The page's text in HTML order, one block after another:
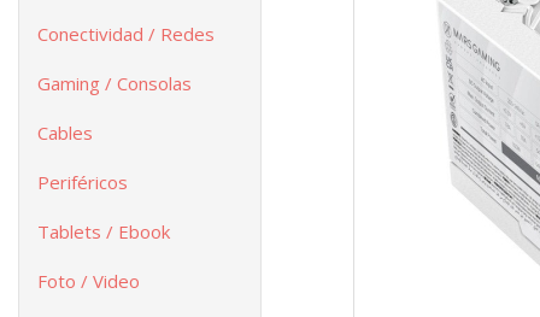
Conectividad / Redes
Gaming / Consolas
Cables
Periféricos
Tablets / Ebook
Foto / Video